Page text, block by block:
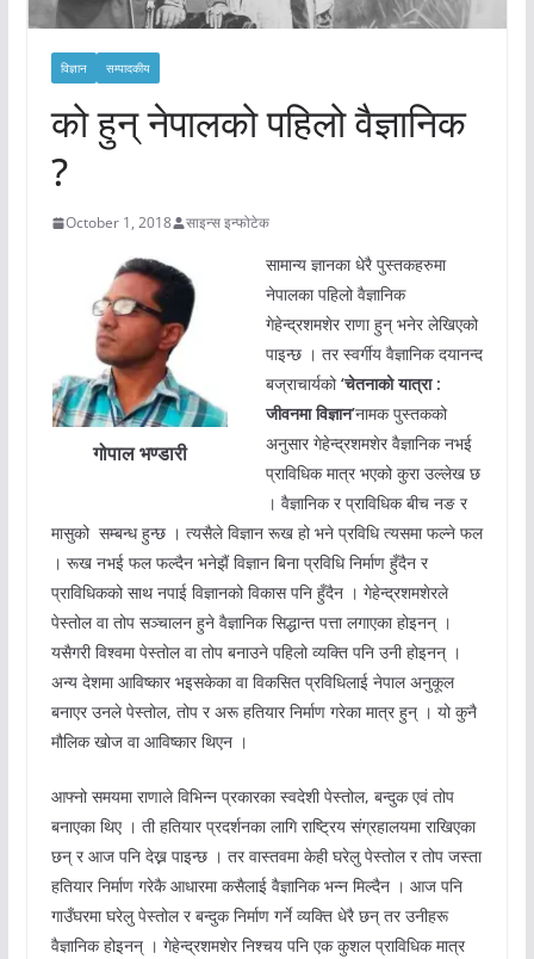
विज्ञान सम्पादकीय
को हुन् नेपालको पहिलो वैज्ञानिक
?
October 1, 2018 साइन्स इन्फोटेक
गोपाल भण्डारी
सामान्य ज्ञानका धेरै पुस्तकहरुमा
नेपालका पहिलो वैज्ञानिक
गेहेन्द्रशमशेर राणा हुन् भनेर लेखिएको
पाइन्छ । तर स्वर्गीय वैज्ञानिक दयानन्द
बज्राचार्यको‘चेतनाको यात्रा :
जीवनमा विज्ञान’नामक पुस्तकको
अनुसार गेहेन्द्रशमशेर वैज्ञानिक नभई
प्राविधिक मात्र भएको कुरा उल्लेख छ
। वैज्ञानिक र प्राविधिक बीच नङ र
मासुको सम्बन्ध हुन्छ । त्यसैले विज्ञान रूख हो भने प्रविधि त्यसमा फल्ने फल
। रूख नभई फल फल्दैन भनेझैं विज्ञान बिना प्रविधि निर्माण हुँदैन र
प्राविधिकको साथ नपाई विज्ञानको विकास पनि हुँदैन । गेहेन्द्रशमशेरले
पेस्तोल वा तोप सञ्चालन हुने वैज्ञानिक सिद्धान्त पत्ता लगाएका होइनन् ।
यसैगरी विश्वमा पेस्तोल वा तोप बनाउने पहिलो व्यक्ति पनि उनी होइनन् ।
अन्य देशमा आविष्कार भइसकेका वा विकसित प्रविधिलाई नेपाल अनुकूल
बनाएर उनले पेस्तोल, तोप र अरू हतियार निर्माण गरेका मात्र हुन् । यो कुनै
मौलिक खोज वा आविष्कार थिएन ।
आफ्नो समयमा राणाले विभिन्न प्रकारका स्वदेशी पेस्तोल, बन्दुक एवं तोप
बनाएका थिए । ती हतियार प्रदर्शनका लागि राष्ट्रिय संग्रहालयमा राखिएका
छन् र आज पनि देख्न पाइन्छ । तर वास्तवमा केही घरेलु पेस्तोल र तोप जस्ता
हतियार निर्माण गरेकै आधारमा कसैलाई वैज्ञानिक भन्न मिल्दैन । आज पनि
गाउँघरमा घरेलु पेस्तोल र बन्दुक निर्माण गर्ने व्यक्ति धेरै छन् तर उनीहरू
वैज्ञानिक होइनन् । गेहेन्द्रशमशेर निश्चय पनि एक कुशल प्राविधिक मात्र